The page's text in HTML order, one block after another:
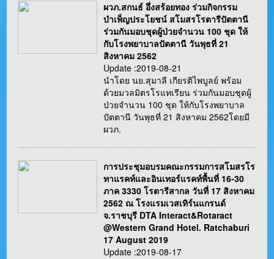
ผวภ.สกนธ์ อึ่งสร้อยทอง ร่วมกิจกรรม
บำเพ็ญประโยชน์ สโมสรโรตารีปัตตานี
ร่วมกันมอบชุดผู้ป่วยจำนวน 100 ชุด ให้
กับโรงพยาบาลปัตตานี วันพุธที่ 21
สิงหาคม 2562
Update :2019-08-21
นำโดย นย.สุมาลี เกียรติไพบูลย์ พร้อม
ด้วยมวลมิตรโรแทเรียน ร่วมกันมอบชุดผู้
ป่วยจำนวน 100 ชุด ให้กับโรงพยาบาล
ปัตตานี วันพุธที่ 21 สิงหาคม 2562โดยมี
ผวภ.
การประชุมอบรมคณะกรรมการสโมสรโร
ทาแรคท์และอินเทอร์แรคท์พื้นที่ 16-30
ภาค 3330 โรตารีสากล วันที่ 17 สิงหาคม
2562 ณ โรงแรมเวสเทิร์นแกรนด์
จ.ราชบุรี DTA Interact&Rotaract
@Western Grand Hotel. Ratchaburi
17 August 2019
Update :2019-08-17